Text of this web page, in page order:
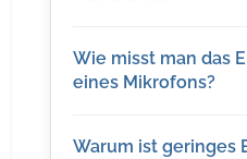
Wie misst man das
eines Mikrofons?
Warum ist geringes